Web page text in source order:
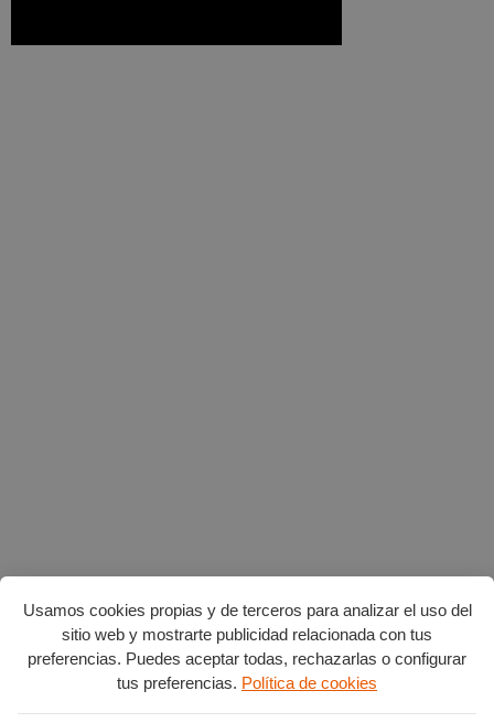
Usamos cookies propias y de terceros para analizar el uso del
sitio web y mostrarte publicidad relacionada con tus
preferencias. Puedes aceptar todas, rechazarlas o configurar
tus preferencias. Política de cookies
AGENDA POR CATEGORÍAS
Acción social